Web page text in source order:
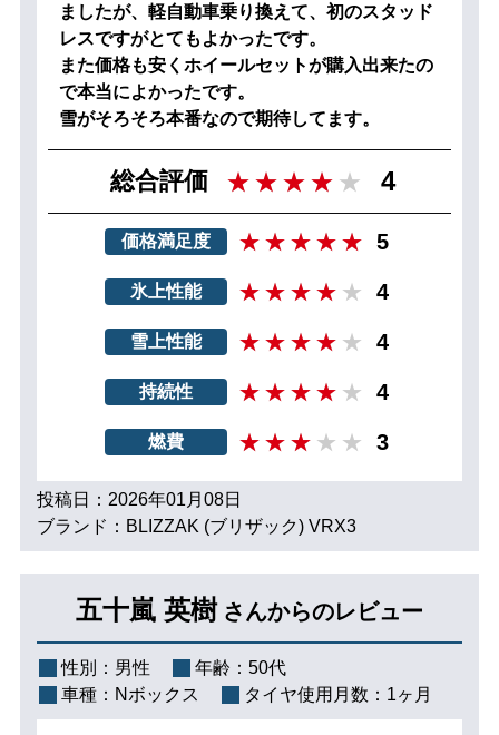
ましたが、軽自動車乗り換えて、初のスタッド
レスですがとてもよかったです。
また価格も安くホイールセットが購入出来たの
で本当によかったです。
雪がそろそろ本番なので期待してます。
総合評価 4
価格満足度 5
氷上性能 4
雪上性能 4
持続性 4
燃費 3
投稿日：2026年01月08日
ブランド：BLIZZAK (ブリザック) VRX3
五十嵐 英樹 さんからのレビュー
性別： 男性 年齢： 50代
車種： Nボックス タイヤ使用月数： 1ヶ月